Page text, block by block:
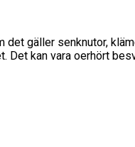
gäller senknutor,
kan vara oerhört